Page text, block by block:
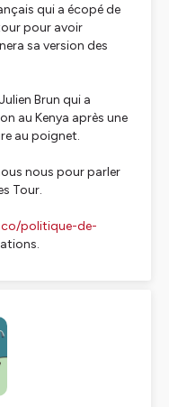
qui a écopé de
pour avoir
sa version des
Brun qui a
au Kenya après une
au poignet.
nous pour parler
Tour.
politique-de-